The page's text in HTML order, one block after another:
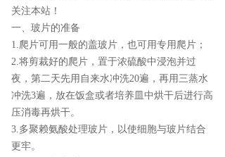
关注本站！
一、玻片的准备
1.爬片可用一般的盖玻片，也可用专用爬片；
2.将剪裁好的爬片，置于浓硫酸中浸泡并过
夜，第二天先用自来水冲洗20遍，再用三蒸水
冲洗3遍，放在饭盒或者培养皿中烘干后进行高
压消毒再烘干。
3.多聚赖氨酸处理玻片，以使细胞与玻片结合
更牢。